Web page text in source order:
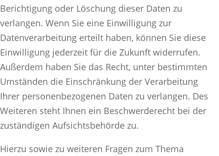
Berichtigung oder Löschung dieser Daten zu
verlangen. Wenn Sie eine Einwilligung zur
Datenverarbeitung erteilt haben, können Sie diese
Einwilligung jederzeit für die Zukunft widerrufen.
Außerdem haben Sie das Recht, unter bestimmten
Umständen die Einschränkung der Verarbeitung
Ihrer personenbezogenen Daten zu verlangen. Des
Weiteren steht Ihnen ein Beschwerderecht bei der
zuständigen Aufsichtsbehörde zu.
Hierzu sowie zu weiteren Fragen zum Thema